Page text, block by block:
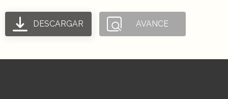
DESCARGAR AVANCE